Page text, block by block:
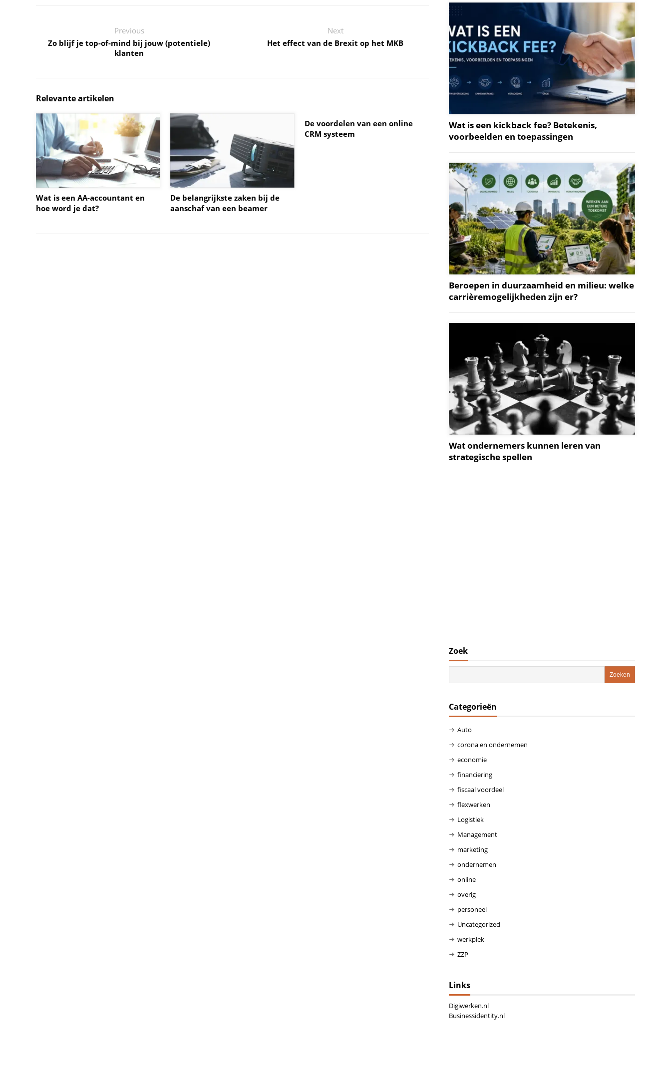
Previous
Zo blijf je top-of-mind bij jouw (potentiele)
klanten
Next
Het effect van de Brexit op het MKB
Relevante artikelen
Wat is een AA-accountant en
hoe word je dat?
De belangrijkste zaken bij de
aanschaf van een beamer
De voordelen van een online
CRM systeem
Wat is een kickback fee? Betekenis,
voorbeelden en toepassingen
Beroepen in duurzaamheid en milieu: welke
carrièremogelijkheden zijn er?
Wat ondernemers kunnen leren van
strategische spellen
Zoek
Categorieën
Auto
corona en ondernemen
economie
financiering
fiscaal voordeel
flexwerken
Logistiek
Management
marketing
ondernemen
online
overig
personeel
Uncategorized
werkplek
ZZP
Links
Digiwerken.nl
Businessidentity.nl